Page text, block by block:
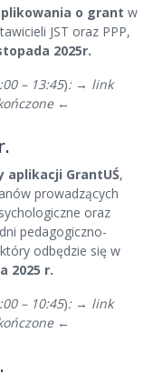
o grant w
JST oraz PPP,
2025r.
– 13:45): → link
←
aplikacji GrantUŚ,
prowadzących
oraz
pedagogiczno-
odbędzie się w
2025 r.
– 10:45): → link
←